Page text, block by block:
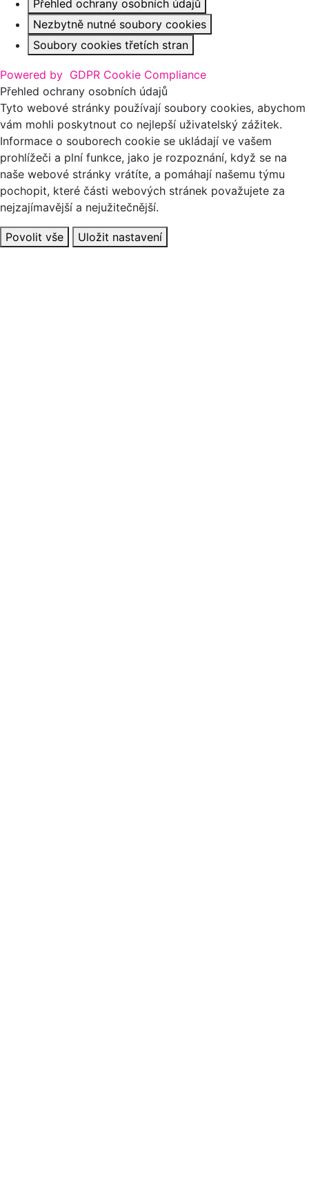
Přehled ochrany osobních údajů
Nezbytně nutné soubory cookies
Soubory cookies třetích stran
Powered by GDPR Cookie Compliance
Přehled ochrany osobních údajů
Tyto webové stránky používají soubory cookies, abychom
vám mohli poskytnout co nejlepší uživatelský zážitek.
Informace o souborech cookie se ukládají ve vašem
prohlížeči a plní funkce, jako je rozpoznání, když se na
naše webové stránky vrátíte, a pomáhají našemu týmu
pochopit, které části webových stránek považujete za
nejzajímavější a nejužitečnější.
Povolit vše Uložit nastavení